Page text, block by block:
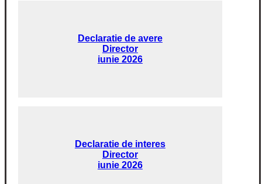
Declaratie de avere
Director
iunie 2026
Declaratie de interes
Director
iunie 2026